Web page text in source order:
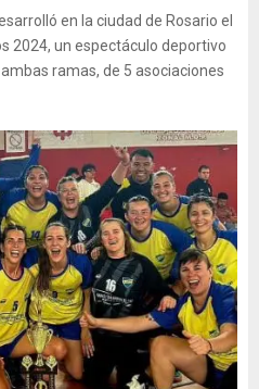
en la ciudad de Rosario el
2024, un espectáculo deportivo
ramas, de 5 asociaciones